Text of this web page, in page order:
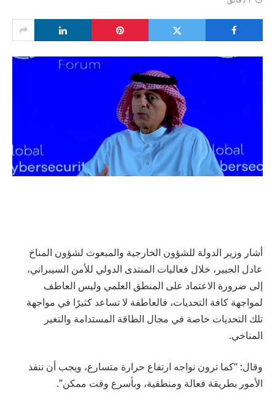
أشار وزير الدولة للشؤون الخارجية والمبعوث لشؤون المناخ
عادل الجبير، خلال فعاليات المنتدى الدولي للأمن السيبراني،
إلى ضرورة الاعتماد على المنطق العلمي وليس العاطف
لمواجهة كافة التحديات، فالعاطفة لا تساعد كثيرًا في مواجهة
تلك التحديات خاصة في مجال الطاقة المستدامة والتغير
المناخي.
وقال: “كما ترون نواجه ارتفاع حرارة متسارع، ويجب أن ننفذ
الأمور بطريقة فعالة ومنطقية، وبأسرع وقت ممكن”.